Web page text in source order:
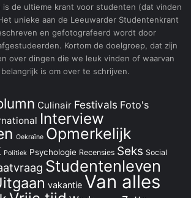
is de ultieme krant voor studenten (dat vinden
unieke aan de Leeuwarder Studentenkrant
en gefotografeerd wordt door
Kortom de doelgroep, dat zijn
over dingen die we leuk vinden of waarvan
is om over te schrijven.
Culinair Festivals Foto's
Interview
Oekraïne Opmerkelijk
Politiek Psychologie Recensies Seks Social
Studentenleven
vakantie Van alles